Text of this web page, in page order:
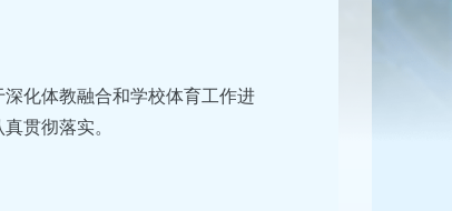
化体教融合和学校体育工作进
贯彻落实。